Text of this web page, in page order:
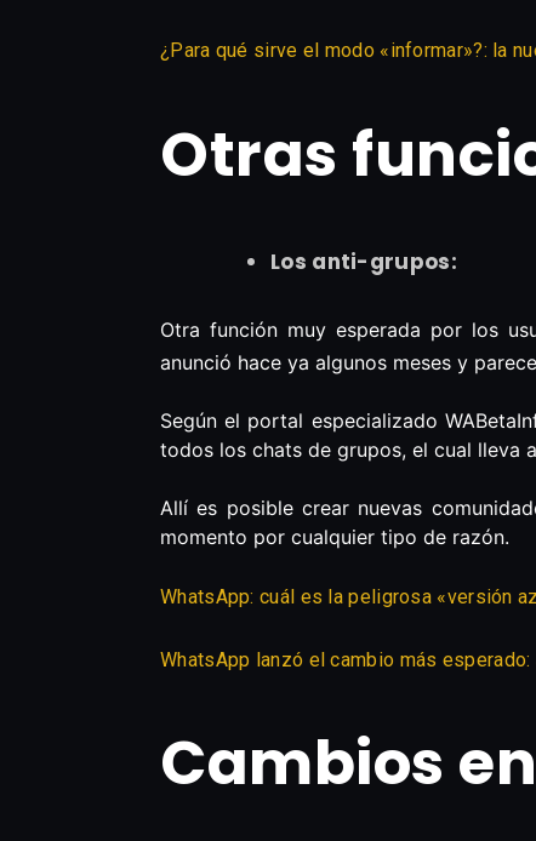
¿Para qué sirve el modo «informar»?: la
Otras
Los anti-grupos:
Otra función muy esperada por los
anunció hace ya algunos meses y
Según el portal especializado
todos los chats de grupos, el cual lleva
Allí es posible crear nuevas
momento por cualquier tipo de razón.
WhatsApp: cuál es la peligrosa «versión
WhatsApp lanzó el cambio más
Cambios